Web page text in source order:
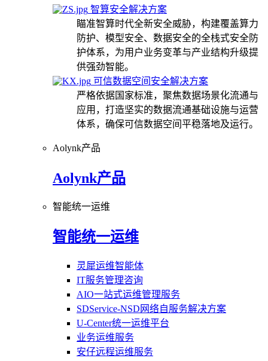
智算安全解决方案
瞄准智算时代全新安全威胁，构建覆盖算力
防护、模型安全、数据安全的全栈式安全防
护体系，为用户业务变革与产业结构升级提
供强劲智能。
可信数据空间安全解决方案
严格依据国家标准，聚焦数据场景化流通与
应用，打造坚实的数据流通基础设施与运营
体系，确保可信数据空间平稳落地及运行。
Aolynk产品
Aolynk产品
智能统一运维
智能统一运维
灵犀运维智能体
IT服务管理咨询
AIO一站式运维管理服务
SDService-NSD网络自服务解决方案
U-Center统一运维平台
业务运维服务
安仔远程运维服务